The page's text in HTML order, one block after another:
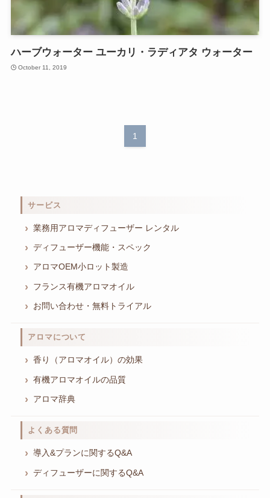
ハーブウォーター ユーカリ・ラディアタ ウォーター
October 11, 2019
1
サービス
業務用アロマディフューザー レンタル
ディフューザー機能・スペック
アロマOEM小ロット製造
フランス有機アロマオイル
お問い合わせ・無料トライアル
アロマについて
香り（アロマオイル）の効果
有機アロマオイルの品質
アロマ辞典
よくある質問
導入&プランに関するQ&A
ディフューザーに関するQ&A